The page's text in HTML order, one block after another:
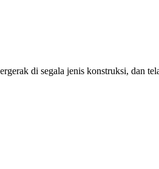
di segala jenis konstruksi, dan